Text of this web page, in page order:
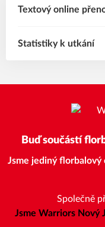
Textový online
Statistiky k utkání
Buď součástí
Jsme jediný florbalový
Společně
Jsme Warriors Nový